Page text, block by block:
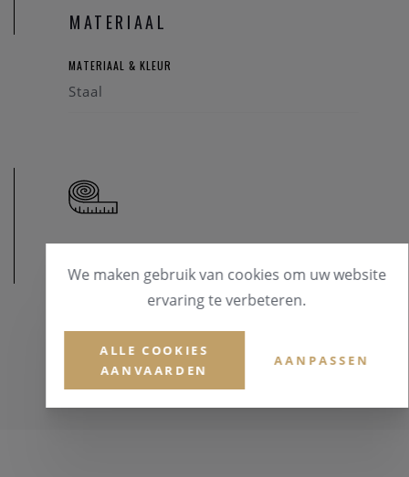
MATERIAAL
MATERIAAL & KLEUR
Staal
AFMETINGEN
We maken gebruik van cookies om uw website
ervaring te verbeteren.
ALLE COOKIES
AANVAARDEN
AANPASSEN